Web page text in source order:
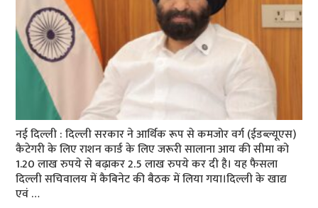
नई दिल्ली : दिल्ली सरकार ने आर्थिक रूप से कमजोर वर्ग (ईडब्ल्यूएस)
कैटेगरी के लिए राशन कार्ड के लिए जरूरी सालाना आय की सीमा को
1.20 लाख रुपये से बढ़ाकर 2.5 लाख रुपये कर दी है। यह फैसला
दिल्ली सचिवालय में कैबिनेट की बैठक में लिया गया।दिल्ली के खाद्य
एवं …